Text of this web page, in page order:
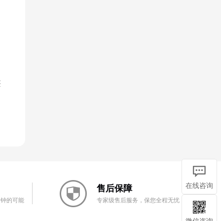
的可能
售后保障
专家级售后服务，保您全程无忧
在线咨询